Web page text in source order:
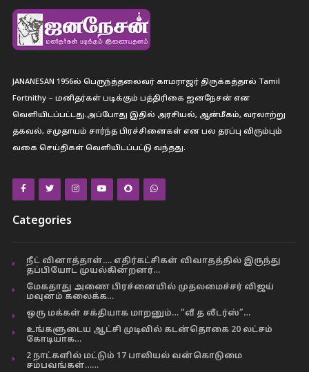
JANANESAN 1956ல் பெருந்த்தலைவர் காமராஜர் திருக்கத்தால் Tamil
Fortnithy – மனிதர்கள் படிக்கும் பத்திரிகை ஐனநேசன் என
வெளியிடப்பட்டது.அப்போது இதில் அரசியல், ஆன்மீகம், வரலாற்று
தகவல், சமுதாயம் சார்ந்த பிரச்சினைகள் என பல தரப்பு விரும்பும்
வகை செய்திகள் வெளியிடப்பட்டு வந்தது.
Categories
நீட் வினாத்தாள்…. எதிர்கட்சிகள் விவாதத்தில் இருந்து
தப்பியோட முயல்கின்றனர்…
மேகதாது அணை பிரச்னையில் முதலமைச்சர் விஜய்
மவுனம் கலைக்க…
ஒரு மக்கள் சக்தியாக மாறனும்… “வீ த லீடர்ஸ்”…
உங்களுடைய ஆட்சி முடிவில் கடன்தொகை 20 லட்சம்
கோடியாக…
2 நாட்களில் மட்டும் 17 பாலியல் வன்கொடுமை
சம்பவங்கள்……